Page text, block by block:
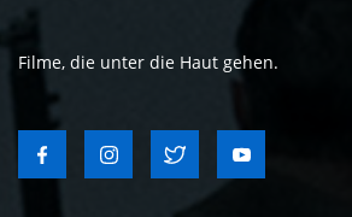
Filme, die unter die Haut gehen.